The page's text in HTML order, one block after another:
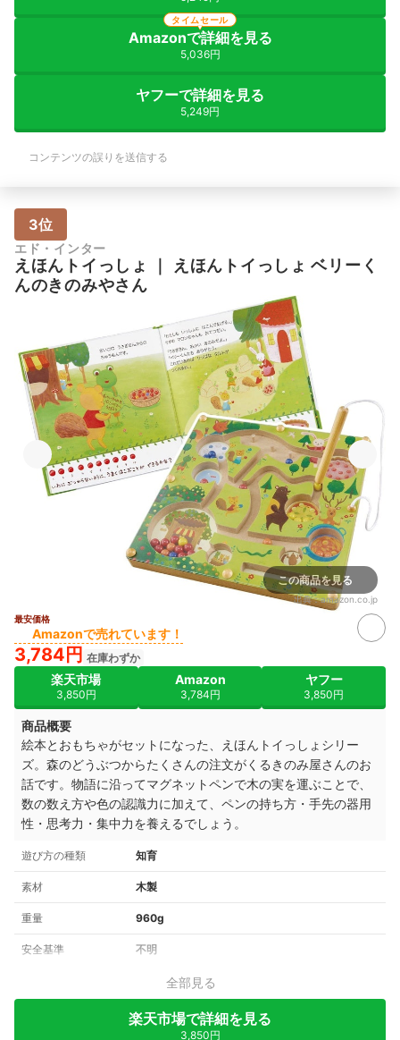
Amazonで詳細を見る
5,036円
タイムセール
ヤフーで詳細を見る
5,249円
コンテンツの誤りを送信する
3位
エド・インター
えほんトイっしょ
えほんトイっしょ ベリーく
んのきのみやさん
この商品を見る
出典：amazon.co.jp
最安価格
Amazonで売れています！
3,784円 在庫わずか
楽天市場
3,850円
Amazon
3,784円
ヤフー
3,850円
商品概要
絵本とおもちゃがセットになった、えほんトイっしょシリー
ズ。森のどうぶつからたくさんの注文がくるきのみ屋さんのお
話です。物語に沿ってマグネットペンで木の実を運ぶことで、
数の数え方や色の認識力に加えて、ペンの持ち方・手先の器用
性・思考力・集中力を養えるでしょう。
遊び方の種類 知育
素材 木製
重量 960g
安全基準 不明
全部見る
楽天市場で詳細を見る
3,850円